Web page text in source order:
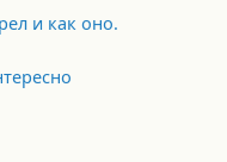
и как оно.